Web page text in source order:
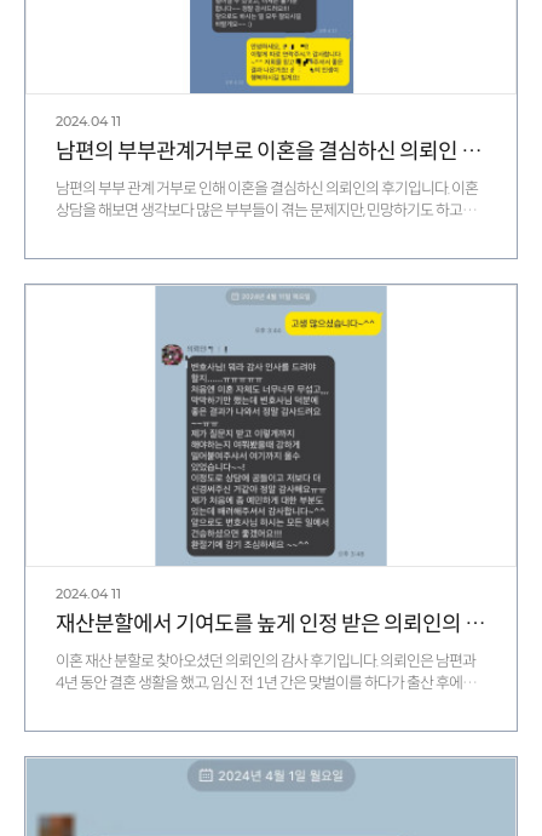
2024.04 11
남편의 부부관계거부로 이혼을 결심하신 의뢰인 후기
남편의 부부 관계 거부로 인해 이혼을 결심하신 의뢰인의 후기입니다. 이혼
상담을 해보면 생각보다 많은 부부들이 겪는 문제지만, 민망하기도 하고
2024.04 11
재산분할에서 기여도를 높게 인정 받은 의뢰인의 감사 후기
이혼 재산 분할로 찾아오셨던 의뢰인의 감사 후기입니다. 의뢰인은 남편과
4년 동안 결혼 생활을 했고, 임신 전 1년 간은 맞벌이를 하다가 출산 후에